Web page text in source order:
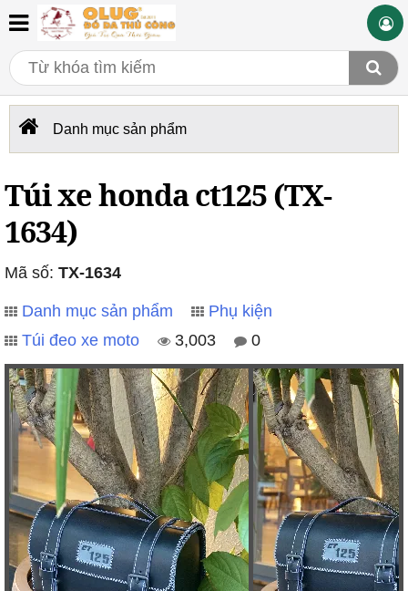
Danh mục sản phẩm
Túi xe honda ct125 (TX-
1634)
Mã số: TX-1634
Danh mục sản phẩm
Phụ kiện
Túi đeo xe moto
3,003 0